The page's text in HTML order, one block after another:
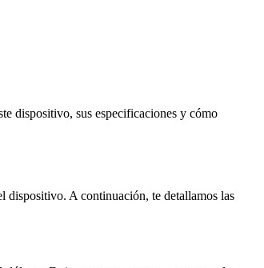
dispositivo, sus especificaciones y cómo
dispositivo. A continuación, te detallamos las